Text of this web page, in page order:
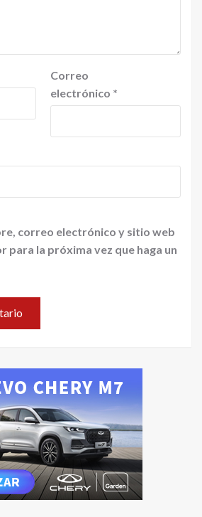
Correo
electrónico *
correo electrónico y sitio web
para la próxima vez que haga un